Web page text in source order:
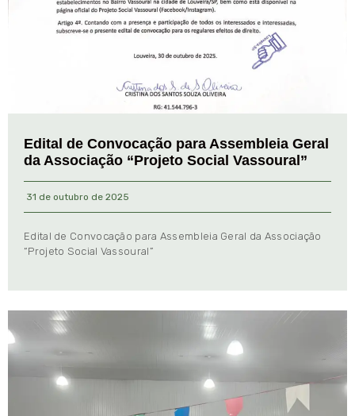
Edital de Convocação para Assembleia Geral
da Associação “Projeto Social Vassoural”
31 de outubro de 2025
Edital de Convocação para Assembleia Geral da Associação
“Projeto Social Vassoural”